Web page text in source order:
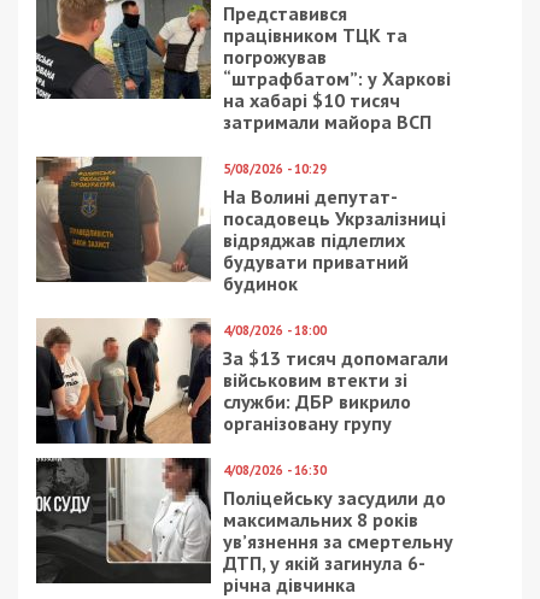
Представився
працівником ТЦК та
погрожував
“штрафбатом”: у Харкові
на хабарі $10 тисяч
затримали майора ВСП
5/08/2026 - 10:29
На Волині депутат-
посадовець Укрзалізниці
відряджав підлеглих
будувати приватний
будинок
4/08/2026 - 18:00
За $13 тисяч допомагали
військовим втекти зі
служби: ДБР викрило
організовану групу
4/08/2026 - 16:30
Поліцейську засудили до
максимальних 8 років
ув’язнення за смертельну
ДТП, у якій загинула 6-
річна дівчинка